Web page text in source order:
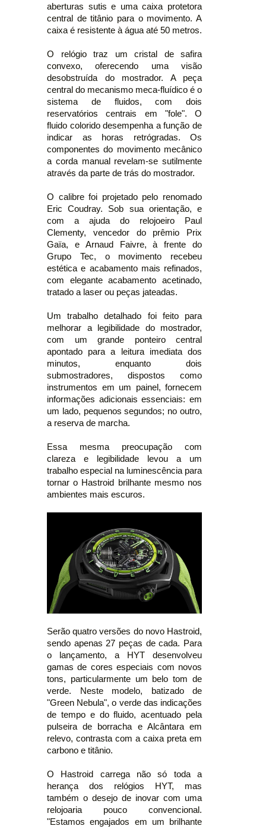
aberturas sutis e uma caixa protetora
central de titânio para o movimento. A
caixa é resistente à água até 50 metros.
O relógio traz um cristal de safira
convexo, oferecendo uma visão
desobstruída do mostrador. A peça
central do mecanismo meca-fluídico é o
sistema de fluidos, com dois
reservatórios centrais em "fole". O
fluido colorido desempenha a função de
indicar as horas retrógradas. Os
componentes do movimento mecânico
a corda manual revelam-se sutilmente
através da parte de trás do mostrador.
O calibre foi projetado pelo renomado
Eric Coudray. Sob sua orientação, e
com a ajuda do relojoeiro Paul
Clementy, vencedor do prêmio Prix
Gaïa, e Arnaud Faivre, à frente do
Grupo Tec, o movimento recebeu
estética e acabamento mais refinados,
com elegante acabamento acetinado,
tratado a laser ou peças jateadas.
Um trabalho detalhado foi feito para
melhorar a legibilidade do mostrador,
com um grande ponteiro central
apontado para a leitura imediata dos
minutos, enquanto dois
submostradores, dispostos como
instrumentos em um painel, fornecem
informações adicionais essenciais: em
um lado, pequenos segundos; no outro,
a reserva de marcha.
Essa mesma preocupação com
clareza e legibilidade levou a um
trabalho especial na luminescência para
tornar o Hastroid brilhante mesmo nos
ambientes mais escuros.
Serão quatro versões do novo Hastroid,
sendo apenas 27 peças de cada. Para
o lançamento, a HYT desenvolveu
gamas de cores especiais com novos
tons, particularmente um belo tom de
verde. Neste modelo, batizado de
"Green Nebula", o verde das indicações
de tempo e do fluido, acentuado pela
pulseira de borracha e Alcântara em
relevo, contrasta com a caixa preta em
carbono e titânio.
O Hastroid carrega não só toda a
herança dos relógios HYT, mas
também o desejo de inovar com uma
relojoaria pouco convencional.
"Estamos engajados em um brilhante